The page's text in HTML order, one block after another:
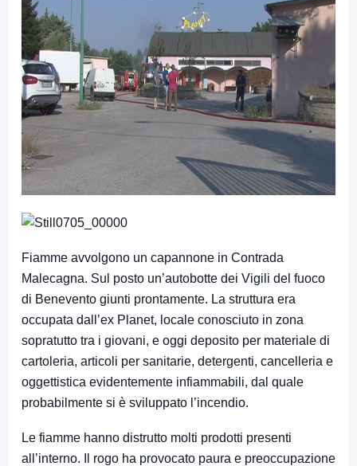
Fiamme avvolgono un capannone in Contrada
Malecagna. Sul posto un’autobotte dei Vigili del fuoco
di Benevento giunti prontamente. La struttura era
occupata dall’ex Planet, locale conosciuto in zona
sopratutto tra i giovani, e oggi deposito per materiale di
cartoleria, articoli per sanitarie, detergenti, cancelleria e
oggettistica evidentemente infiammabili, dal quale
probabilmente si è sviluppato l’incendio.
Le fiamme hanno distrutto molti prodotti presenti
all’interno. Il rogo ha provocato paura e preoccupazione